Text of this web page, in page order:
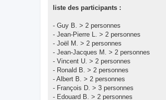
liste des participants :
- Guy B. > 2 personnes
- Jean-Pierre L. > 2 personnes
- Joël M. > 2 personnes
- Jean-Jacques M. > 2 personnes
- Vincent U. > 2 personnes
- Ronald B. > 2 personnes
- Albert B. > 2 personnes
- François D. > 3 personnes
- Edouard B. > 2 personnes